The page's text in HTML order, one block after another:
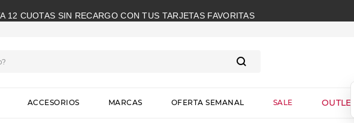
12 CUOTAS SIN RECARGO CON TUS TARJETAS FAVORITAS
ACCESORIOS MARCAS OFERTA SEMANAL SALE